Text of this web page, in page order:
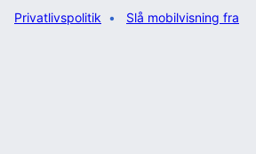
Privatlivspolitik Slå mobilvisning fra